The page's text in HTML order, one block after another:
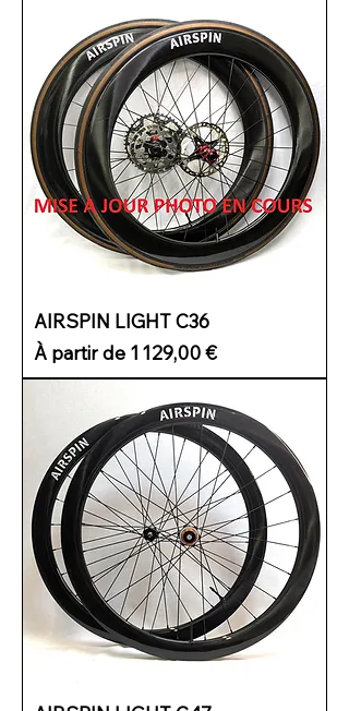
AIRSPIN LIGHT C36
À partir de 1 129,00 €
Prix promotionnel